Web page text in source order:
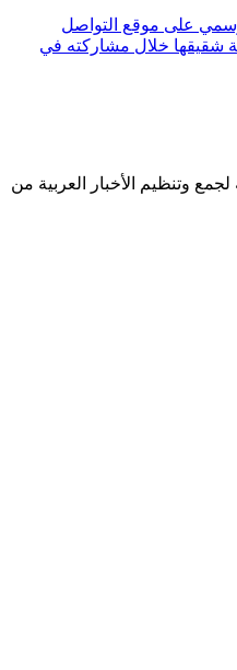
على موقع التواصل
شقيقها خلال مشاركته في
وتنظيم الأخبار العربية من